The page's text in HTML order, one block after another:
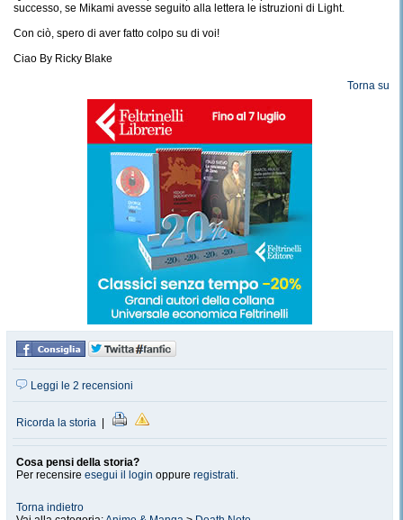
successo, se Mikami avesse seguito alla lettera le istruzioni di Light.
Con ciò, spero di aver fatto colpo su di voi!
Ciao By Ricky Blake
Torna su
Leggi le 2 recensioni
Ricorda la storia
Cosa pensi della storia?
Per recensire esegui il login oppure registrati.
Torna indietro